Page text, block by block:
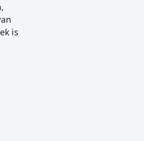
is